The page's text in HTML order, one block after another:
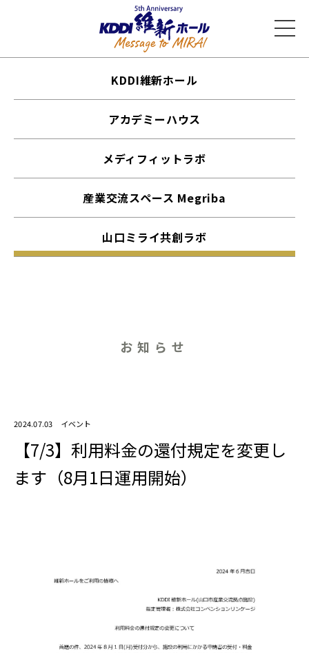
KDDI維新ホール
アカデミーハウス
メディフィットラボ
産業交流スペース Megriba
山口ミライ共創ラボ
お知らせ
2024.07.03 イベント
【7/3】利用料金の還付規定を変更し
ます（8月1日運用開始）